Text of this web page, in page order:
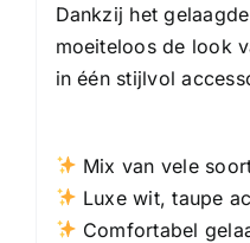
Dankzij het
moeiteloos de look
in één stijlvol
Mix van vele
Luxe wit, taupe
Comfortabel